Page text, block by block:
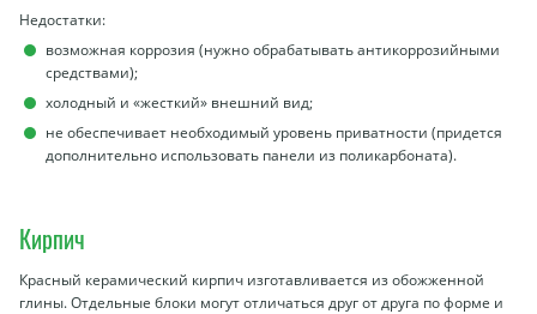
Недостатки:
возможная коррозия (нужно обрабатывать антикоррозийными
средствами);
холодный и «жесткий» внешний вид;
не обеспечивает необходимый уровень приватности (придется
дополнительно использовать панели из поликарбоната).
Кирпич
Красный керамический кирпич изготавливается из обожженной
глины. Отдельные блоки могут отличаться друг от друга по форме и